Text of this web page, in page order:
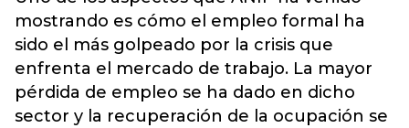
mostrando es cómo el empleo formal ha
sido el más golpeado por la crisis que
enfrenta el mercado de trabajo. La mayor
pérdida de empleo se ha dado en dicho
sector y la recuperación de la ocupación se